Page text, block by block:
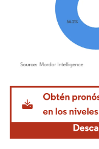
Imagen © Mordor